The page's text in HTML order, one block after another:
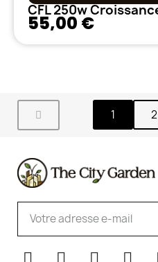
CFL 250w
55,00 €
1 2